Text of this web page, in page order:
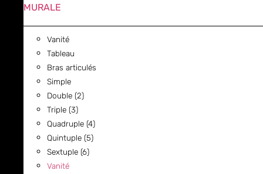
MURALE
Vanité
Tableau
Bras articulés
Simple
Double (2)
Triple (3)
Quadruple (4)
Quintuple (5)
Sextuple (6)
Vanité